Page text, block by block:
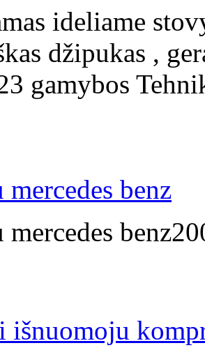
ideliame
džipukas ,
gamybos
mercedes benz
mercedes
išnuomoju